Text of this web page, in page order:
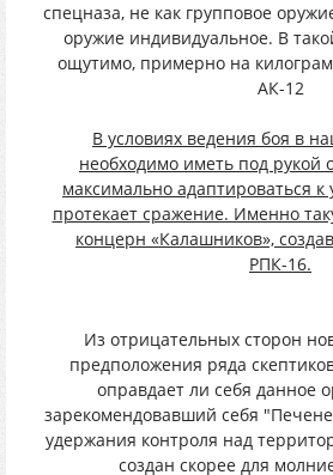
спецназа, не как групповое
оружие индивидуальное. В
ощутимо, примерно на
АК-12
В условиях ведения боя в
необходимо иметь под рукой
максимально адаптироваться к
протекает сражение. Именно
концерн «Калашников»,
РПК-16.
Из отрицательных сторон
предположения ряда
оправдает ли себя данное
зарекомендовавший себя
удержания контроля над
создан скорее для